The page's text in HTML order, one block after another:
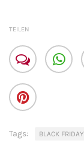
TEILEN
Tags: BLACK FRIDAY